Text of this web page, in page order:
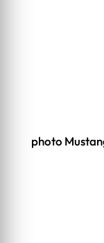
photo